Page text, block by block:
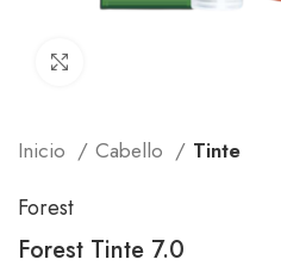
Inicio Cabello Tinte
Forest
Forest Tinte 7.0